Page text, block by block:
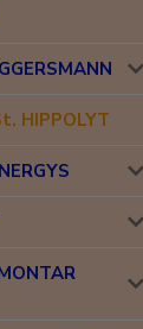
HIPPOLYT